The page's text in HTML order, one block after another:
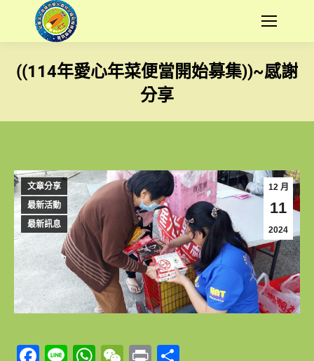
((114年愛心年菜便當開始募集))~感謝
分享
12 月
11
2024
文章分享
最新活動
最新訊息